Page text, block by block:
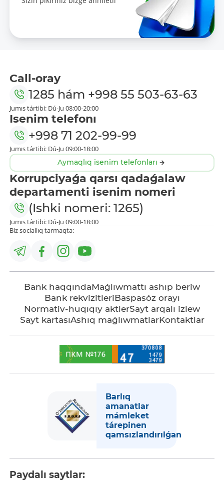
Call-oray
1285 hám +998 55 503-63-63
Jumıs tártibi: Dú-Ju 08:00-20:00
Isenim telefonı
+998 71 202-99-99
Jumıs tártibi: Dú-Ju 09:00-18:00
Aymaqlıq isenim telefonları
Korrupciyaǵa qarsı qadaǵalaw
departamenti isenim nomeri
(Ishki nomeri: 1265)
Jumıs tártibi: Dú-Ju 09:00-18:00
Biz sociallıq tarmaqta:
Bank haqqındaMaǵlıwmattı ashıp beriw
Bank rekvizitleriBaspasóz orayı
Normativ-huqıqıy aktlerSayt arqalı izlew
Sayt kartasıAshıq maǵlıwmatlarKontaktlar
Barlıq
amanatlar
mámleket
tárepinen
qamsızlandırılǵan
Paydalı saytlar: